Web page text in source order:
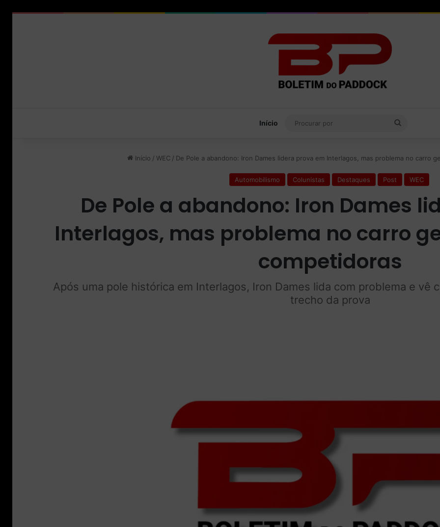
Início
Início / WEC / De Pole a abandono: Iron Dames lidera prova em Interlagos, mas problema no carro
Automobilismo Colunistas Destaques Post WEC
De Pole a abandono: Iron Dames
Interlagos, mas problema no carro
competidoras
Após uma pole histórica em Interlagos, Iron Dames lida com problema e vê
trecho da prova